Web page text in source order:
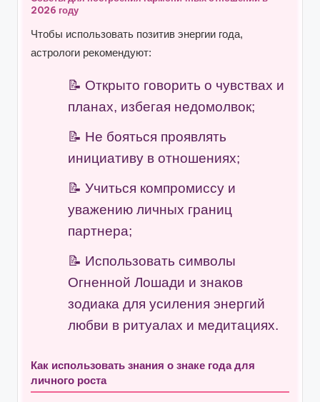
2026 году
Чтобы использовать позитив энергии года,
астрологи рекомендуют:
Открыто говорить о чувствах и
планах, избегая недомолвок;
Не бояться проявлять
инициативу в отношениях;
Учиться компромиссу и
уважению личных границ
партнера;
Использовать символы
Огненной Лошади и знаков
зодиака для усиления энергий
любви в ритуалах и медитациях.
Как использовать знания о знаке года для
личного роста